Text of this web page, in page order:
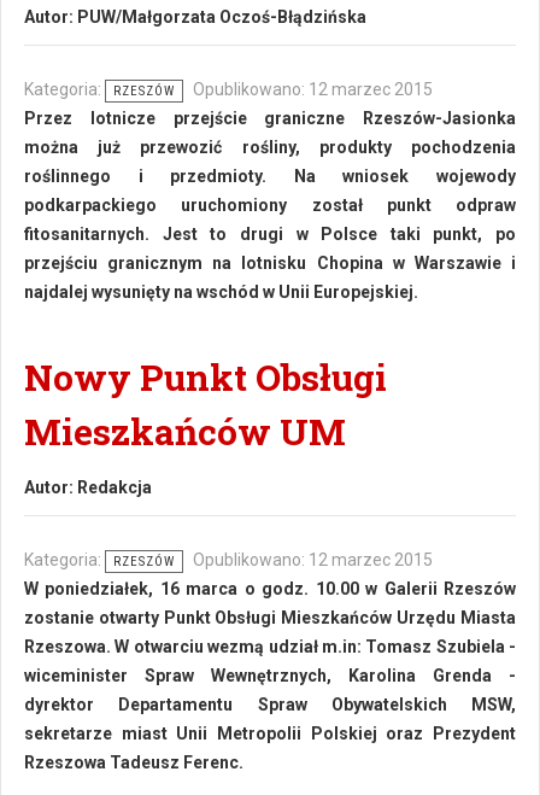
Autor: PUW/Małgorzata Oczoś-Błądzińska
Kategoria: RZESZÓW
Opublikowano: 12 marzec 2015
Przez lotnicze przejście graniczne Rzeszów-Jasionka
można już przewozić rośliny, produkty pochodzenia
roślinnego i przedmioty. Na wniosek wojewody
podkarpackiego uruchomiony został punkt odpraw
fitosanitarnych. Jest to drugi w Polsce taki punkt, po
przejściu granicznym na lotnisku Chopina w Warszawie i
najdalej wysunięty na wschód w Unii Europejskiej.
Nowy Punkt Obsługi
Mieszkańców UM
Autor: Redakcja
Kategoria: RZESZÓW
Opublikowano: 12 marzec 2015
W poniedziałek, 16 marca o godz. 10.00 w Galerii Rzeszów
zostanie otwarty Punkt Obsługi Mieszkańców Urzędu Miasta
Rzeszowa. W otwarciu wezmą udział m.in: Tomasz Szubiela -
wiceminister Spraw Wewnętrznych, Karolina Grenda -
dyrektor Departamentu Spraw Obywatelskich MSW,
sekretarze miast Unii Metropolii Polskiej oraz Prezydent
Rzeszowa Tadeusz Ferenc.